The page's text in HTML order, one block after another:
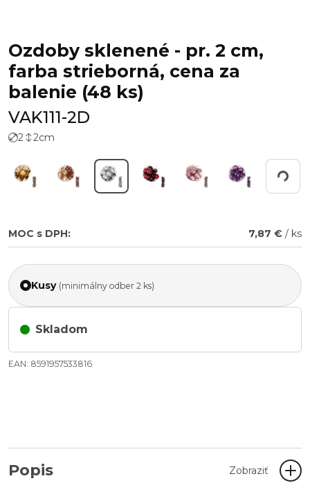
Ozdoby sklenené - pr. 2 cm,
farba strieborná, cena za
balenie (48 ks)
VAK111-2D
2 2cm Working...
MOC s DPH: 7,87 € / ks
Kusy (minimálny odber 2 ks)
Skladom
EAN: 8591957533816
Popis Zobraziť